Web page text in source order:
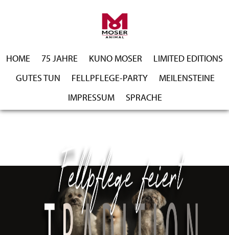
HOME 75 JAHRE KUNO MOSER
LIMITED EDITIONS
GUTES TUN
FELLPFLEGE-PARTY
MEILENSTEINE
IMPRESSUM
SPRACHE